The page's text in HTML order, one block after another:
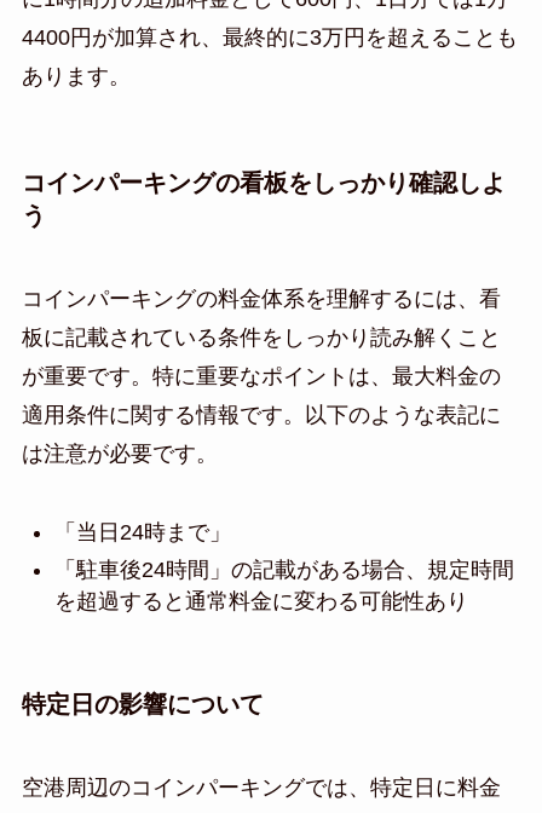
4400円が加算され、最終的に3万円を超えることも
あります。
コインパーキングの看板をしっかり確認しよ
う
コインパーキングの料金体系を理解するには、看
板に記載されている条件をしっかり読み解くこと
が重要です。特に重要なポイントは、最大料金の
適用条件に関する情報です。以下のような表記に
は注意が必要です。
「当日24時まで」
「駐車後24時間」の記載がある場合、規定時間
を超過すると通常料金に変わる可能性あり
特定日の影響について
空港周辺のコインパーキングでは、特定日に料金